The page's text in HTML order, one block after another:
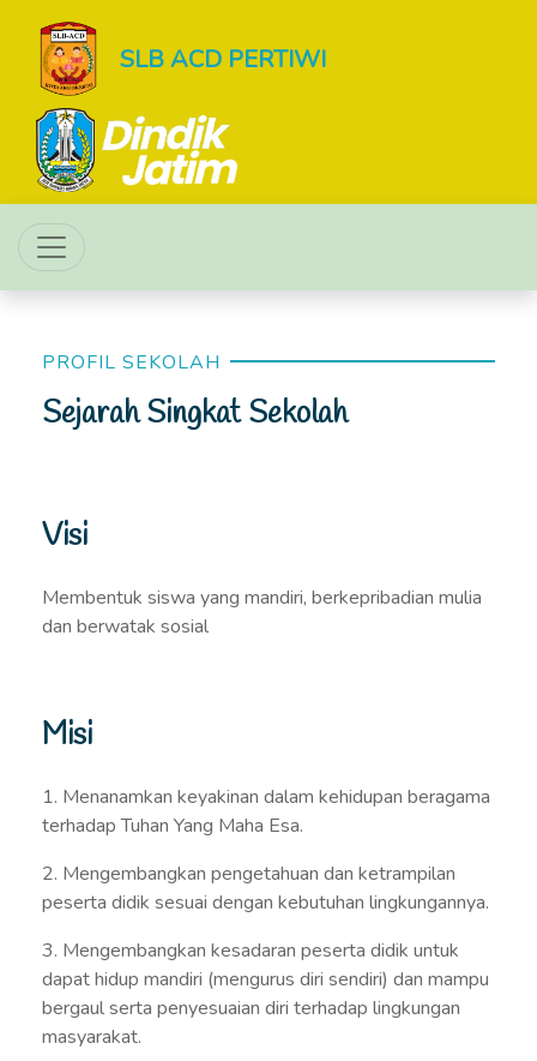
SLB ACD PERTIWI
PROFIL SEKOLAH
Sejarah Singkat Sekolah
Visi
Membentuk siswa yang mandiri, berkepribadian mulia
dan berwatak sosial
Misi
1. Menanamkan keyakinan dalam kehidupan beragama
terhadap Tuhan Yang Maha Esa.
2. Mengembangkan pengetahuan dan ketrampilan
peserta didik sesuai dengan kebutuhan lingkungannya.
3. Mengembangkan kesadaran peserta didik untuk
dapat hidup mandiri (mengurus diri sendiri) dan mampu
bergaul serta penyesuaian diri terhadap lingkungan
masyarakat.